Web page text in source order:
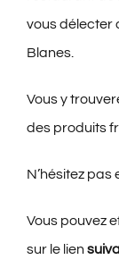
vous délecter
Blanes.
Vous y
des produits
N’hésitez pas
Vous pouvez
sur le lien